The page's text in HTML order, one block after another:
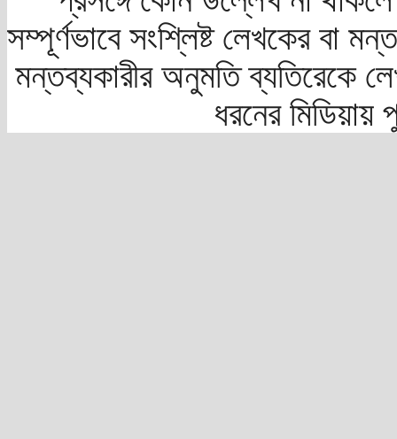
সম্পূর্ণভাবে সংশ্লিষ্ট লেখকের বা
মন্তব্যকারীর অনুমতি ব্যতিরেকে
ধরনের মিডিয়ায়